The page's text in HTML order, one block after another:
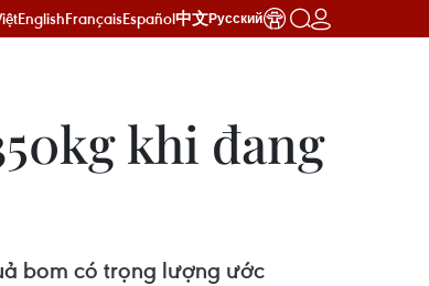
EnglishFrançaisEspañol中文Русский
khi đang
bom có trọng lượng ước